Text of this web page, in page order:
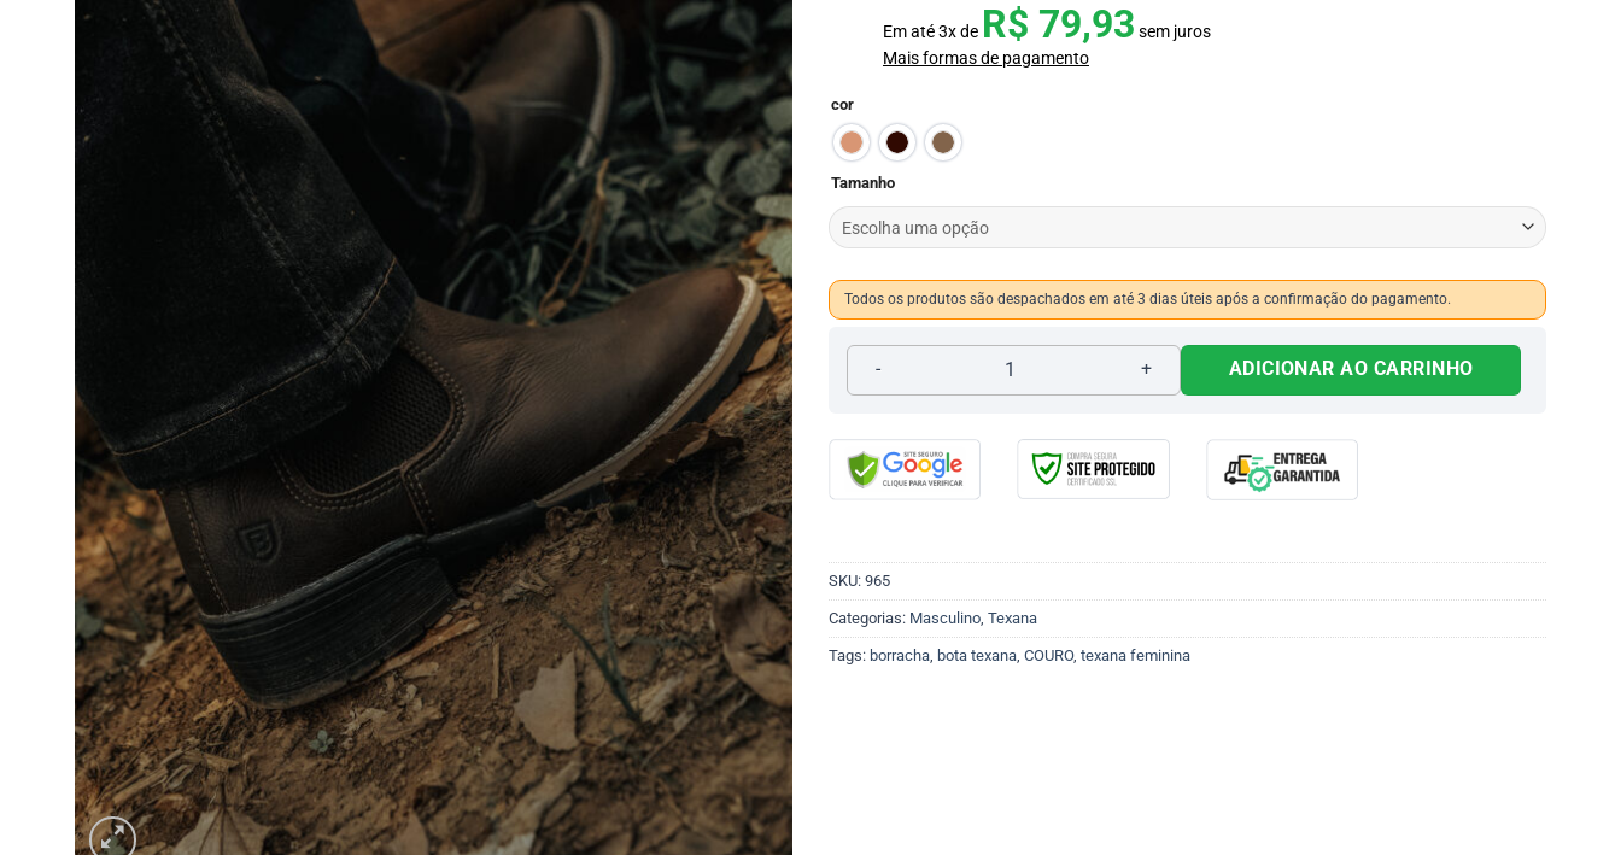
Em até3x de R$ 79,93 sem juros
Mais formas de pagamento
cor
Tamanho
Todos os produtos são despachados em até 3 dias úteis após a confirmação do pagamento.
Texana Masculina Elástico 965 quantidade
ADICIONAR AO CARRINHO
SKU: 965
Categorias: Masculino Texana
Tags: borracha bota texana COURO, texana feminina